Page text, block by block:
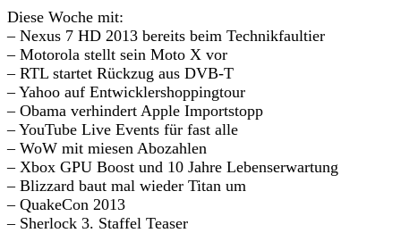
Diese Woche mit:
– Nexus 7 HD 2013 bereits beim Technikfaultier
– Motorola stellt sein Moto X vor
– RTL startet Rückzug aus DVB-T
– Yahoo auf Entwicklershoppingtour
– Obama verhindert Apple Importstopp
– YouTube Live Events für fast alle
– WoW mit miesen Abozahlen
– Xbox GPU Boost und 10 Jahre Lebenserwartung
– Blizzard baut mal wieder Titan um
– QuakeCon 2013
– Sherlock 3. Staffel Teaser